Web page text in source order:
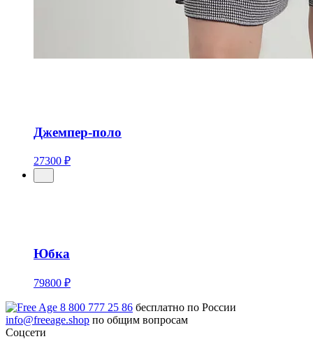
Джемпер-поло
27300 ₽
Юбка
79800 ₽
8 800 777 25 86 бесплатно по России
info@freeage.shop по общим вопросам
Соцсети